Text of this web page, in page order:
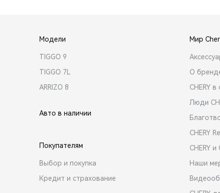
Модели
TIGGO 9
TIGGO 7L
ARRIZO 8
Авто в наличии
Покупателям
Выбор и покупка
Кредит и страхование
Мир
О
CHERY
Люди
CHERY
CHERY
Наши